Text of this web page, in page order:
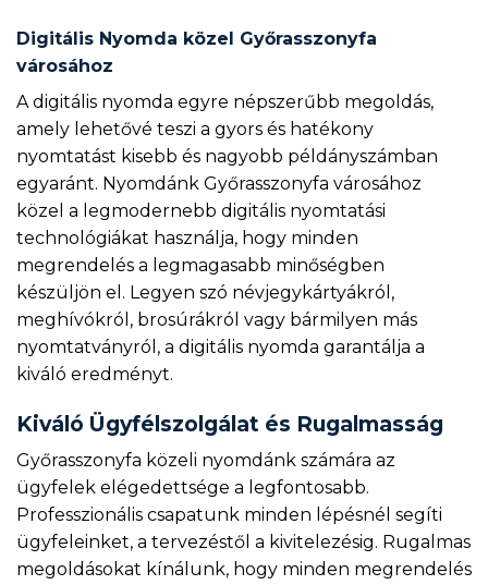
Digitális Nyomda közel Győrasszonyfa
városához
A digitális nyomda egyre népszerűbb megoldás,
amely lehetővé teszi a gyors és hatékony
nyomtatást kisebb és nagyobb példányszámban
egyaránt. Nyomdánk Győrasszonyfa városához
közel a legmodernebb digitális nyomtatási
technológiákat használja, hogy minden
megrendelés a legmagasabb minőségben
készüljön el. Legyen szó névjegykártyákról,
meghívókról, brosúrákról vagy bármilyen más
nyomtatványról, a digitális nyomda garantálja a
kiváló eredményt.
Kiváló Ügyfélszolgálat és Rugalmasság
Győrasszonyfa közeli nyomdánk számára az
ügyfelek elégedettsége a legfontosabb.
Professzionális csapatunk minden lépésnél segíti
ügyfeleinket, a tervezéstől a kivitelezésig. Rugalmas
megoldásokat kínálunk, hogy minden megrendelés